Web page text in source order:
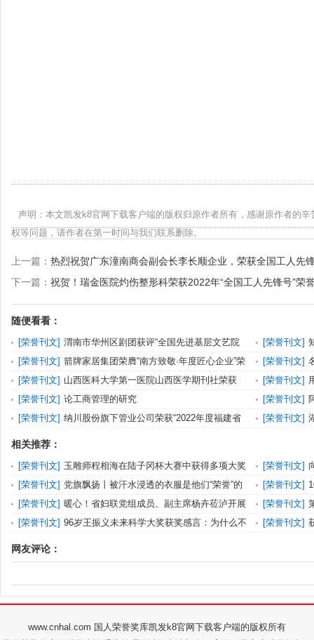
声明：本文凯发k8官网下载客户端的版权归原作者所有，感谢原作者的
权等问题，请作者在第一时间与我们联系删除。
上一篇： 热烈祝贺广东潼南商会副会长李长顺企业，荣获全国工人先
下一篇： 祝贺！瑞金医院灼伤整形科荣获2022年“全国工人先锋号”荣
随便看看：
[荣誉刊文] 渭南市华州区剧团获评“全国先进基层文艺院
团”荣誉称号
[荣誉刊文]
目的足疗新星
[荣誉刊文] 箭牌家居集团荣膺“南方致敬·年度匠心企业”荣
誉称号
[荣誉刊文]
荣誉称号
[荣誉刊文] 山西医科大学第一医院山西医学期刊社荣获
2022年度“山西省版
[荣誉刊文]
才计划”团队
[荣誉刊文] 论工商管理的研究 [荣誉刊文]
台）十强”荣
[荣誉刊文] 纳川股份旗下管业公司荣获“2022年度福建省
知识产权优势企业
[荣誉刊文]
相关推荐：
[荣誉刊文] 玉雕师程相海在陆子冈杯大赛中获得多项大奖 [荣誉刊文]
享！
[荣誉刊文] 党旗飘扬丨被汗水浸透的衣服是他们“荣誉”的
象征……
[荣誉刊文]
称号
[荣誉刊文] 暖心！省妇联党组成员、副主席杨卉莅泸开展
送荣誉到基层活动
[荣誉刊文]
[荣誉刊文] 96岁王振义未来科学大奖获奖感言：为什么不
[荣誉刊文]
网友评论：
www.cnhal.com 国人荣誉奖库凯发k8官网下载客户端的版权所有